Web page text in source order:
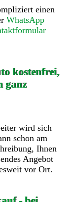
einen
WhatsApp
kostenfrei,
ganz
wird sich
schon am
Ihnen
Angebot
vor Ort.